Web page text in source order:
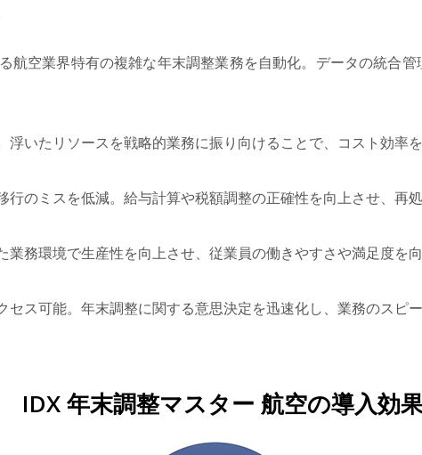
航空業界特有の複雑な年末調整業務を自動化。データの統合
いたリソースを戦略的業務に振り向けることで、コスト効率
のミスを低減。給与計算や税額調整の正確性を向上させ、再
業務環境で生産性を向上させ、従業員の働きやすさや満足度を
セス可能。年末調整に関する意思決定を迅速化し、業務のスピ
IDX 年末調整マスター 航空の導入効